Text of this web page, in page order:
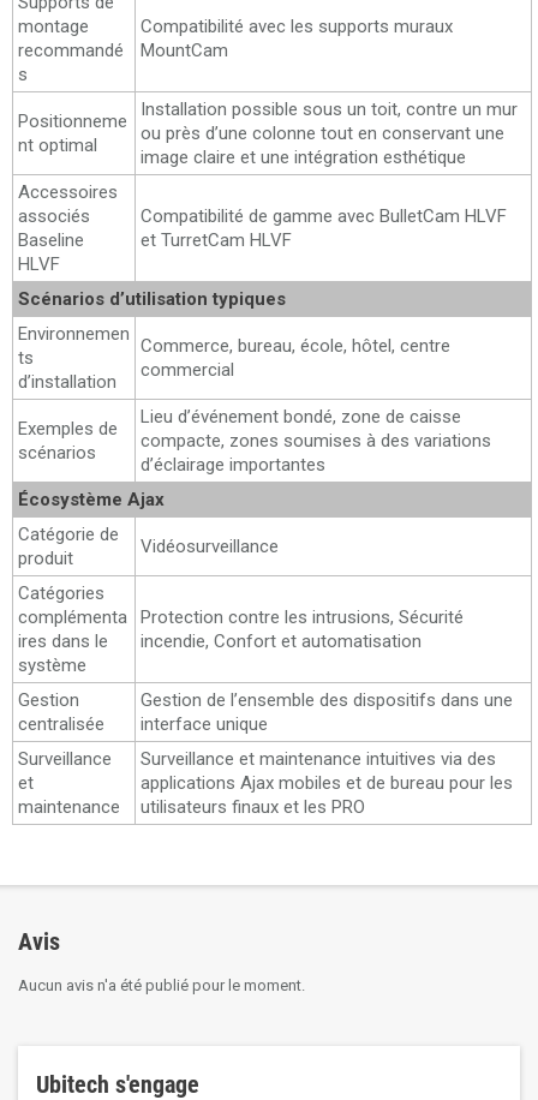
montage
recommandé
s
Compatibilité avec les supports muraux
MountCam
Positionneme
nt optimal
Installation possible sous un toit, contre un mur
ou près d’une colonne tout en conservant une
image claire et une intégration esthétique
Accessoires
associés
Baseline
HLVF
Compatibilité de gamme avec BulletCam HLVF
et TurretCam HLVF
Scénarios d’utilisation typiques
Environnemen
ts
d’installation
Commerce, bureau, école, hôtel, centre
commercial
Exemples de
scénarios
Lieu d’événement bondé, zone de caisse
compacte, zones soumises à des variations
d’éclairage importantes
Écosystème Ajax
Catégorie de
produit
Vidéosurveillance
Catégories
complémenta
ires dans le
système
Protection contre les intrusions, Sécurité
incendie, Confort et automatisation
Gestion
centralisée
Gestion de l’ensemble des dispositifs dans une
interface unique
Surveillance
et
maintenance
Surveillance et maintenance intuitives via des
applications Ajax mobiles et de bureau pour les
utilisateurs finaux et les PRO
Avis
Aucun avis n'a été publié pour le moment.
Ubitech s'engage